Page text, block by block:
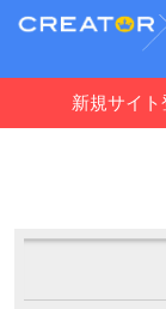
新規サイト